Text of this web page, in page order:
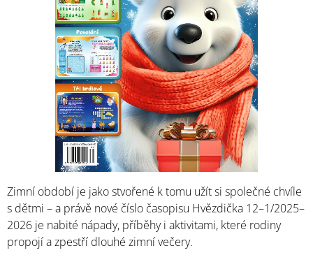
Zimní období je jako stvořené k tomu užít si společné chvíle
s dětmi – a právě nové číslo časopisu Hvězdička 12–1/2025–
2026 je nabité nápady, příběhy i aktivitami, které rodiny
propojí a zpestří dlouhé zimní večery.